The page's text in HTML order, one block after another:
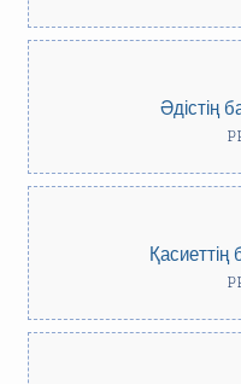
Әдістің
Қасиеттің